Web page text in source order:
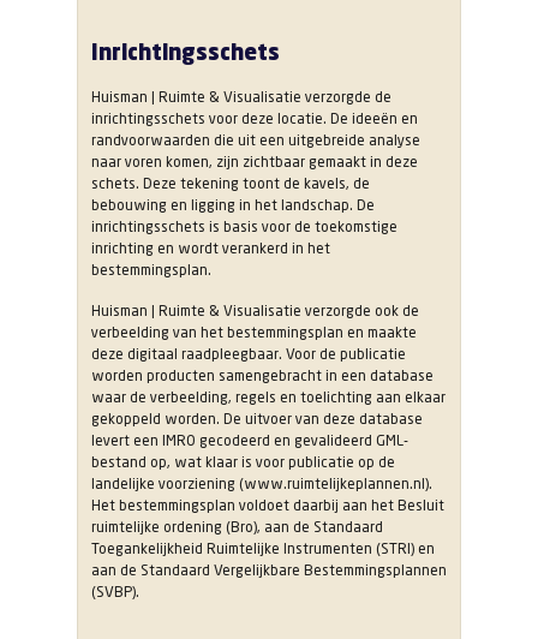
Inrichtingsschets
Huisman | Ruimte & Visualisatie verzorgde de
inrichtingsschets voor deze locatie. De ideeën en
randvoorwaarden die uit een uitgebreide analyse
naar voren komen, zijn zichtbaar gemaakt in deze
schets. Deze tekening toont de kavels, de
bebouwing en ligging in het landschap. De
inrichtingsschets is basis voor de toekomstige
inrichting en wordt verankerd in het
bestemmingsplan.
Huisman | Ruimte & Visualisatie verzorgde ook de
verbeelding van het bestemmingsplan en maakte
deze digitaal raadpleegbaar. Voor de publicatie
worden producten samengebracht in een database
waar de verbeelding, regels en toelichting aan elkaar
gekoppeld worden. De uitvoer van deze database
levert een IMRO gecodeerd en gevalideerd GML-
bestand op, wat klaar is voor publicatie op de
landelijke voorziening (www.ruimtelijkeplannen.nl).
Het bestemmingsplan voldoet daarbij aan het Besluit
ruimtelijke ordening (Bro), aan de Standaard
Toegankelijkheid Ruimtelijke Instrumenten (STRI) en
aan de Standaard Vergelijkbare Bestemmingsplannen
(SVBP).